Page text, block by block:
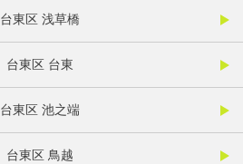
台東区 浅草橋
台東区 台東
台東区 池之端
台東区 鳥越